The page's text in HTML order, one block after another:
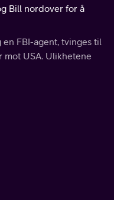
Bill nordover for å
FBI-agent, tvinges til
USA. Ulikhetene